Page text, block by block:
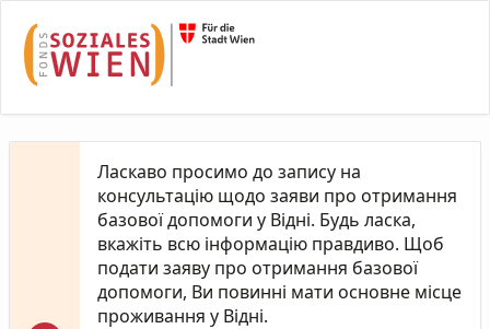
Ласкаво просимо до запису на
консультацію щодо заяви про отримання
базової допомоги у Відні. Будь ласка,
вкажіть всю інформацію правдиво. Щоб
подати заяву про отримання базової
допомоги, Ви повинні мати основне місце
проживання у Відні.